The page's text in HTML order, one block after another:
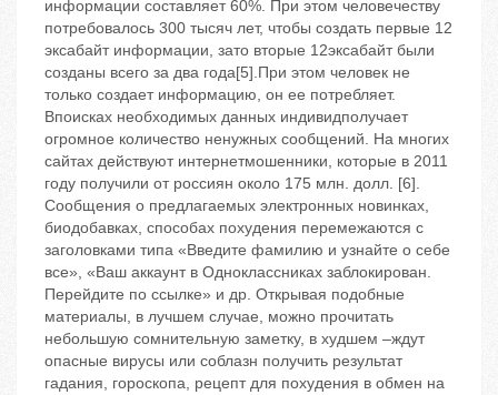
информации составляет 60%. При этом человечеству
потребовалось 300 тысяч лет, чтобы создать первые 12
эксабайт информации, зато вторые 12эксабайт были
созданы всего за два года[5].При этом человек не
только создает информацию, он ее потребляет.
Впоисках необходимых данных индивидполучает
огромное количество ненужных сообщений. На многих
сайтах действуют интернетмошенники, которые в 2011
году получили от россиян около 175 млн. долл. [6].
Сообщения о предлагаемых электронных новинках,
биодобавках, способах похудения перемежаются с
заголовками типа «Введите фамилию и узнайте о себе
все», «Ваш аккаунт в Одноклассниках заблокирован.
Перейдите по ссылке» и др. Открывая подобные
материалы, в лучшем случае, можно прочитать
небольшую сомнительную заметку, в худшем –ждут
опасные вирусы или соблазн получить результат
гадания, гороскопа, рецепт для похудения в обмен на